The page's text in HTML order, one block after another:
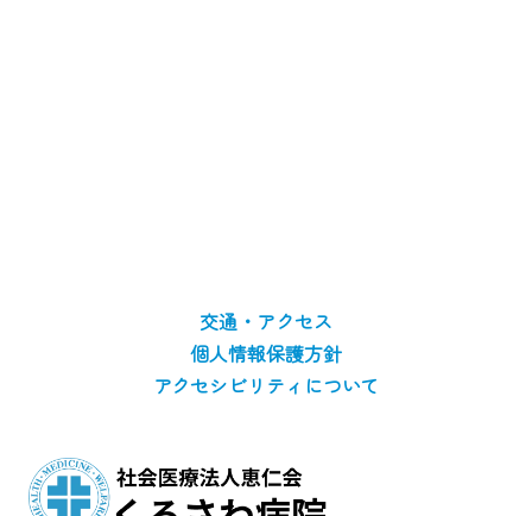
交通・アクセス
個人情報保護方針
アクセシビリティについて